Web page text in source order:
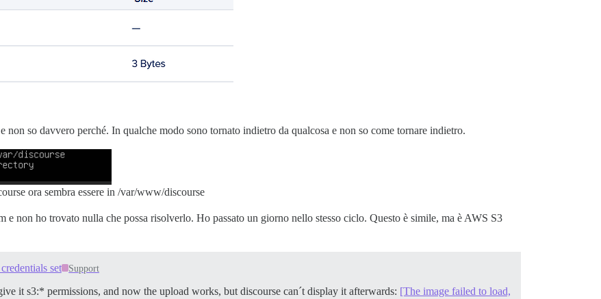
so davvero perché. In qualche modo sono tornato indietro da qualcosa e non so come tornare indietro.
ora sembra essere in /var/www/discourse
e non ho trovato nulla che possa risolverlo. Ho passato un giorno nello stesso ciclo. Questo è simile, ma è AWS S3
set Support
it s3:* permissions, and now the upload works, but discourse can´t display it afterwards: [The image failed to load,